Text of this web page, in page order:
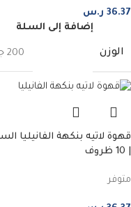
36.37 ر.س
إضافة إلى السلة
الوزن 200 جرام
قهوة لاتيه بنكهة الفانيليا
متوفر